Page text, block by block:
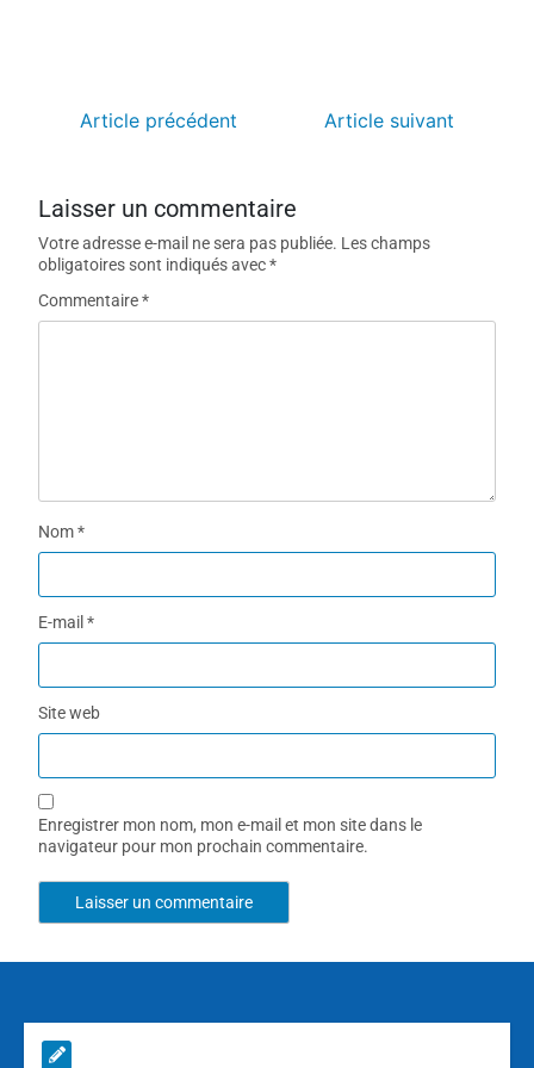
Article précédent Article suivant
Laisser un commentaire
Votre adresse e-mail ne sera pas publiée. Les champs
obligatoires sont indiqués avec*
Commentaire*
Nom*
E-mail*
Site web
Enregistrer mon nom, mon e-mail et mon site dans le
navigateur pour mon prochain commentaire.